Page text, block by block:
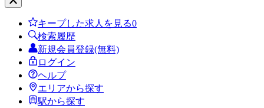
キープした求人を見る0
検索履歴
新規会員登録(無料)
ログイン
ヘルプ
エリアから探す
駅から探す